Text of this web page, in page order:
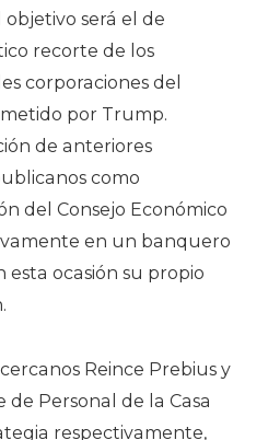
objetivo será el de
recorte de los
corporaciones del
por Trump.
de anteriores
como
del Consejo Económico
en un banquero
esta ocasión su propio
Reince Prebius y
Personal de la Casa
respectivamente,